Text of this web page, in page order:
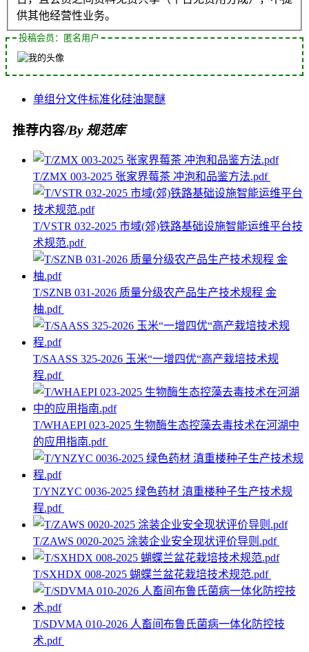
供其他经营性业务。
投稿会员：匿名用户
单组分文件标准化硅油聚醚
推荐内容/By 规范库
T/ZMX 003-2025 张家界莓茶 冲泡和品鉴方法.pdf
T/VSTR 032-2025 市域(郊)铁路基础设施智能运维平台技
术规范.pdf
T/SZNB 031-2026 质量分级农产品生产技术规程 金
柚.pdf
T/SAASS 325-2026 玉米“一增四优“高产栽培技术规
程.pdf
T/WHAEPI 023-2025 生物酶生态控藻去毒技术在河湖中
的应用指南.pdf
T/YNZYC 0036-2025 绿色药材 滇重楼种子生产技术规
程.pdf
T/ZAWS 0020-2025 涂装企业安全现状评价导则.pdf
T/SXHDX 008-2025 蝴蝶兰盆花栽培技术规范.pdf
T/SDVMA 010-2026 人畜间布鲁氏菌病一体化防控技
术.pdf